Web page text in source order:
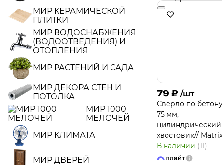
МИР КЕРАМИЧЕСКОЙ
ПЛИТКИ
МИР ВОДОСНАБЖЕНИЯ
(ВОДООТВЕДЕНИЯ) И
ОТОПЛЕНИЯ
МИР РАСТЕНИЙ И САДА
МИР ДЕКОРА СТЕН И
ПОТОЛКА
МИР 1000
МЕЛОЧЕЙ
МИР КЛИМАТА
МИР ДВЕРЕЙ
79 ₽ /шт
Сверло по
75 мм,
цилиндрический
хвостовик// Matrix
В наличии (11)